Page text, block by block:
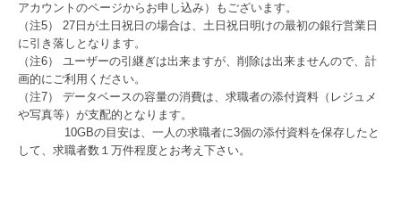
アカウントのページからお申し込み）もございます。
（注5） 27日が土日祝日の場合は、土日祝日明けの最初の銀行営業日
に引き落しとなります。
（注6） ユーザーの引継ぎは出来ますが、削除は出来ませんので、計
画的にご利用ください。
（注7） データベースの容量の消費は、求職者の添付資料（レジュメ
や写真等）が支配的となります。
10GBの目安は、一人の求職者に3個の添付資料を保存したと
して、求職者数１万件程度とお考え下さい。